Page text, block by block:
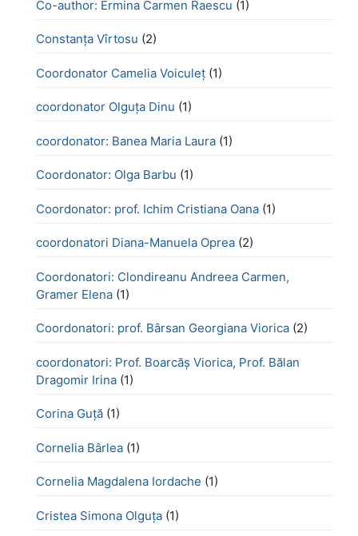
Co-author: Ermina Carmen Raescu (1)
Constanța Vîrtosu (2)
Coordonator Camelia Voiculeț (1)
coordonator Olguța Dinu (1)
coordonator: Banea Maria Laura (1)
Coordonator: Olga Barbu (1)
Coordonator: prof. Ichim Cristiana Oana (1)
coordonatori Diana-Manuela Oprea (2)
Coordonatori: Clondireanu Andreea Carmen,
Gramer Elena (1)
Coordonatori: prof. Bârsan Georgiana Viorica (2)
coordonatori: Prof. Boarcăș Viorica, Prof. Bălan
Dragomir Irina (1)
Corina Guță (1)
Cornelia Bârlea (1)
Cornelia Magdalena Iordache (1)
Cristea Simona Olguța (1)